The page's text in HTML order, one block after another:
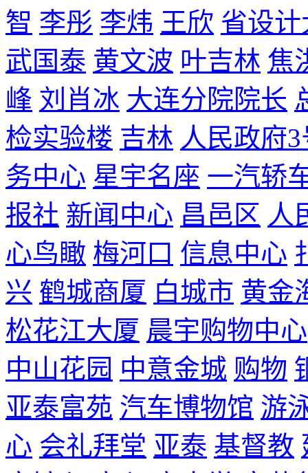
智 李彤 李炜 王欣 省设计
武国泰 黄文波 叶吉林 焦
峰 刘肖冰 大连分院院长
检实验楼 吉林 人民政府
务中心 星宇名座 一汽轿
报社 新闻中心 昌邑区 人
心鸟瞰 梅河口 信息中心
兴 鹤城商厦 白城市 黄金
松花江大厦 晨宇购物中心
中山花园 中意金城 购物
亚泰富苑 汽车博物馆 游
心 会礼拜堂 亚泰 基督教